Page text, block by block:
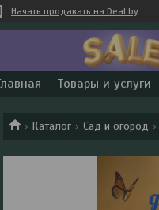
Начать продавать на Deal.by
Товары и услуги
Каталог Сад и огород